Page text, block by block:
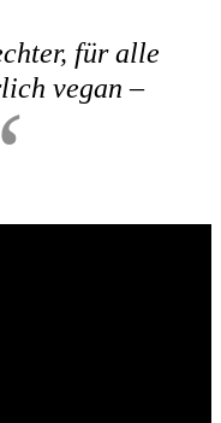
für alle
vegan –